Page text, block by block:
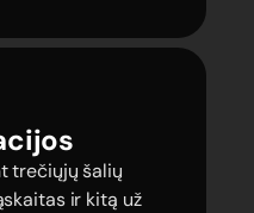
trečiųjų šalių
ir kitą už